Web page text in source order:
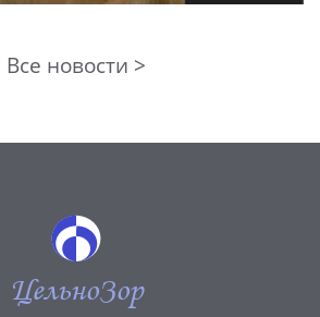
Все новости >
ЦельноЗор